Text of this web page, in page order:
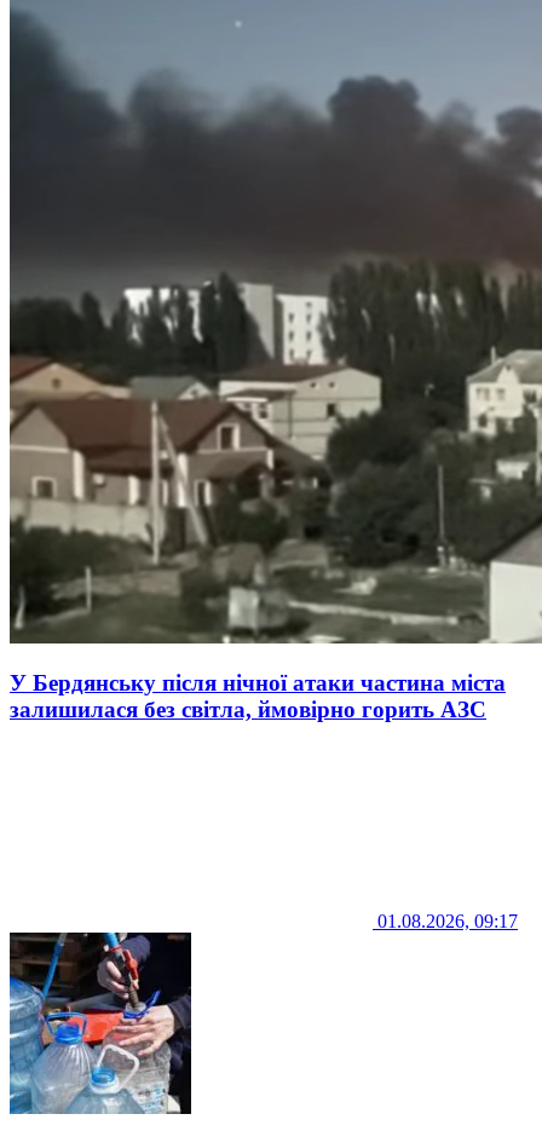
У Бердянську після нічної атаки частина міста
залишилася без світла, ймовірно горить АЗС
01.08.2026, 09:17